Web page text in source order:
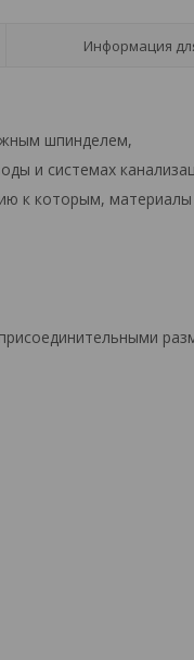
Информация
шпинделем,
и системах
к которым,